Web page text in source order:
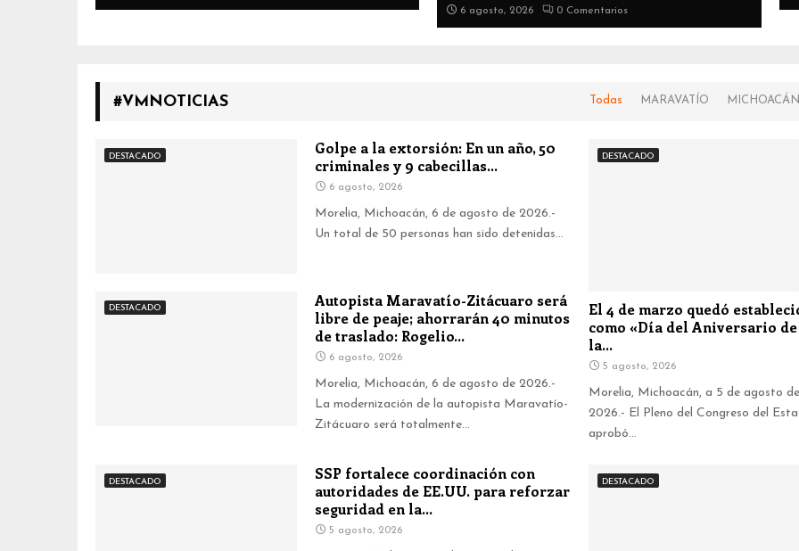
6 agosto, 2026 0 Comentarios
#VMNOTICIAS Todas MARAVATÍO MICHOACÁN
DESTACADO
Golpe a la extorsión: En un año, 50
criminales y 9 cabecillas...
6 agosto, 2026
Morelia, Michoacán, 6 de agosto de 2026.-
Un total de 50 personas han sido detenidas...
DESTACADO
Autopista Maravatío-Zitácuaro será
libre de peaje; ahorrarán 40 minutos
de traslado: Rogelio...
6 agosto, 2026
Morelia, Michoacán, 6 de agosto de 2026.-
La modernización de la autopista Maravatío-
Zitácuaro será totalmente...
DESTACADO
El 4 de marzo quedó
como «Día del Aniversario de
la...
5 agosto, 2026
Morelia, Michoacán, a 5 de agosto
2026.- El Pleno del Congreso del
aprobó...
DESTACADO
SSP fortalece coordinación con
autoridades de EE.UU. para reforzar
seguridad en la...
5 agosto, 2026
DESTACADO